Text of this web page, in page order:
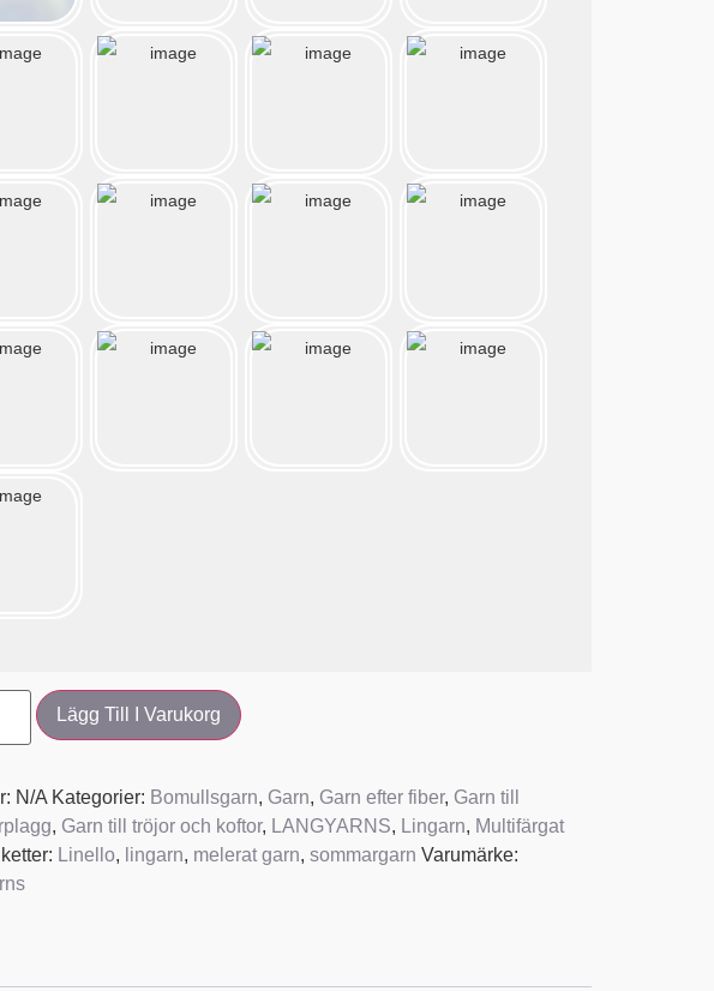
Lägg Till I Varukorg
N/A Kategorier: Bomullsgarn, Garn, Garn efter fiber, Garn till
, Garn till tröjor och koftor, LANGYARNS, Lingarn, Multifärgat
Linello, lingarn, melerat garn, sommargarn Varumärke: